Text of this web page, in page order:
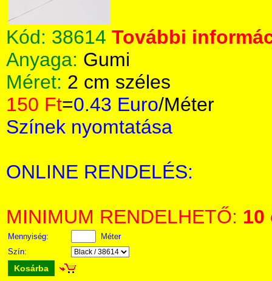
Kód: 38614 További
Anyaga: Gumi
Méret: 2 cm széles
150 Ft=0.43 Euro/Méter
Színek nyomtatása
ONLINE RENDELÉS:
MINIMUM RENDELHETŐ: 10
Mennyiség:
Méter
Szín:
Kosárba